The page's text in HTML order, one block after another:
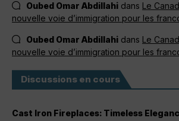
Oubed Omar Abdillahi dans Le
nouvelle voie d’immigration pour les
Oubed Omar Abdillahi dans Le
nouvelle voie d’immigration pour les
Discussions en cours
Cast Iron Fireplaces: Timeless